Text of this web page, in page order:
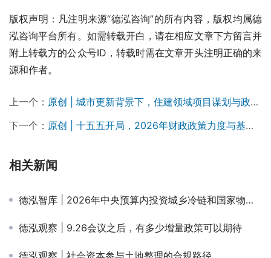
版权声明：凡注明来源“德泓咨询”的所有内容，版权均属德
泓咨询平台所有。如需转载开白，请在相应文章下方留言并
附上转载方的公众号ID，转载时需在文章开头注明正确的来
源和作者。
上一个： 原创 | 城市更新背景下，住建领域项目谋划与政策性资金申报策略
下一个： 原创 | 十五五开局，2026年财政政策力度与基建投资方向分析
相关新闻
德泓智库 | 2026年中央预算内投资城乡冷链和国家物流枢纽专项申报要点
德泓观察 | 9.26会议之后，有多少增量政策可以期待